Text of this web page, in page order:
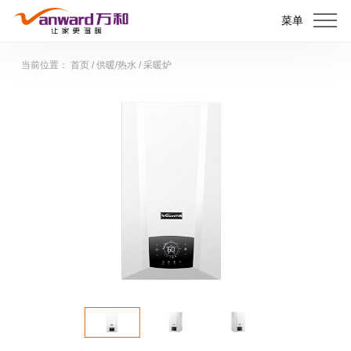
菜单
当前位置： 首页/ 供暖/热水 / 采暖炉